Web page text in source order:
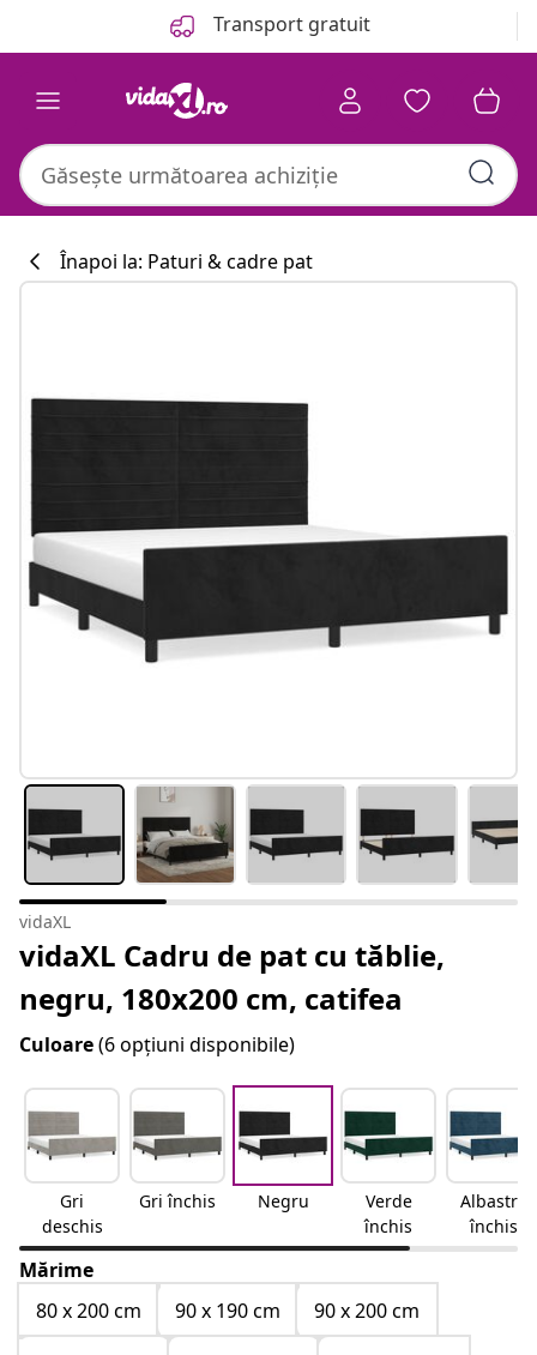
Transport gratuit
Înapoi la: Paturi & cadre pat
vidaXL
vidaXL Cadru de pat cu tăblie,
negru, 180x200 cm, catifea
Culoare(6 opțiuni disponibile)
Gri
deschis
Gri închis Negru
Verde
închis
Albastru
închis
Mărime
80 x 200 cm
90 x 190 cm
90 x 200 cm